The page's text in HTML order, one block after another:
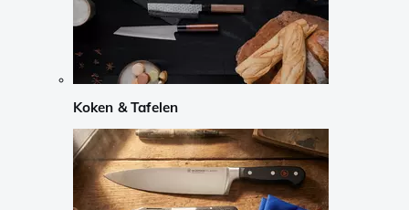
Koken & Tafelen